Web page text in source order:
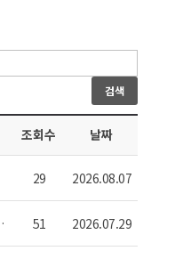
검색
조회수 날짜
29 2026.08.07
51 2026.07.29